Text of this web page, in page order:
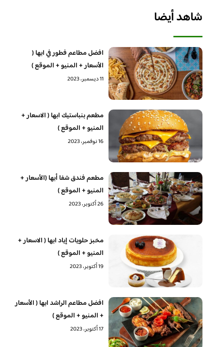
شاهد أيضا
افضل مطاعم فطور في ابها (
الأسعار + المنيو + الموقع )
11 ديسمبر، 2023
مطعم بنباستيك ابها ( الاسعار +
المنيو + الموقع )
16 نوفمبر، 2023
مطعم فندق شفا أبها (الأسعار +
المنيو + الموقع )
26 أكتوبر، 2023
مخبز حلويات إياد ابها ( الاسعار +
المنيو + الموقع )
19 أكتوبر، 2023
افضل مطاعم الراشد ابها ( الأسعار
+ المنيو + الموقع )
17 أكتوبر، 2023